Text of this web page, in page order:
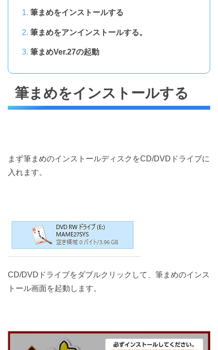
筆まめをインストールする
筆まめをアンインストールする。
筆まめVer.27の起動
筆まめをインストールする
まず筆まめのインストールディスクをCD/DVDドライブに
入れます。
CD/DVDドライブをダブルクリックして、筆まめのインス
トール画面を起動します。